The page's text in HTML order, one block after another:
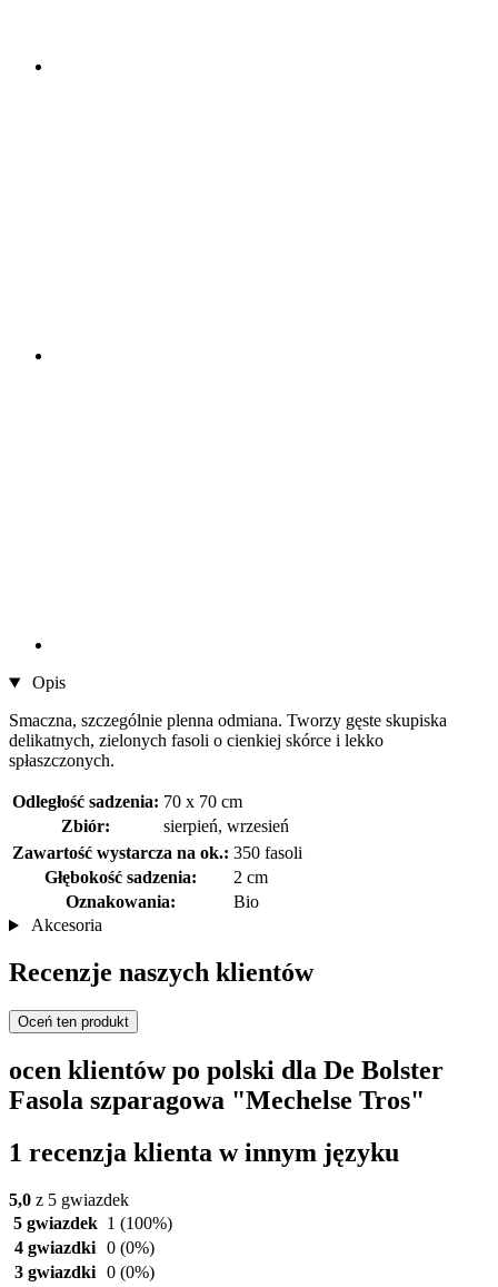
Opis
Smaczna, szczególnie plenna odmiana. Tworzy gęste skupiska
delikatnych, zielonych fasoli o cienkiej skórce i lekko
spłaszczonych.
Odległość sadzenia: 70 x 70 cm
Zbiór:
sierpień, wrzesień
Zawartość wystarcza na ok.: 350 fasoli
Głębokość sadzenia:
2 cm
Oznakowania:
Bio
Akcesoria
Recenzje naszych klientów
Oceń ten produkt
ocen klientów po polski dla De Bolster
Fasola szparagowa "Mechelse Tros"
1 recenzja klienta w innym języku
5,0 z 5 gwiazdek
5 gwiazdek 1 (100%)
4 gwiazdki 0 (0%)
3 gwiazdki 0 (0%)